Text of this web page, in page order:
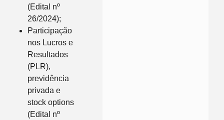
(Edital nº
26/2024);
Participação
nos Lucros e
Resultados
(PLR),
previdência
privada e
stock options
(Edital nº